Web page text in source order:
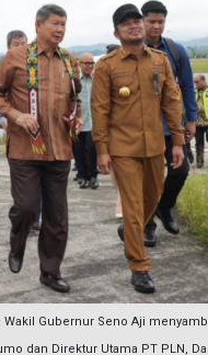
Gubernur Seno Aji
dan Direktur Utama PT PLN,